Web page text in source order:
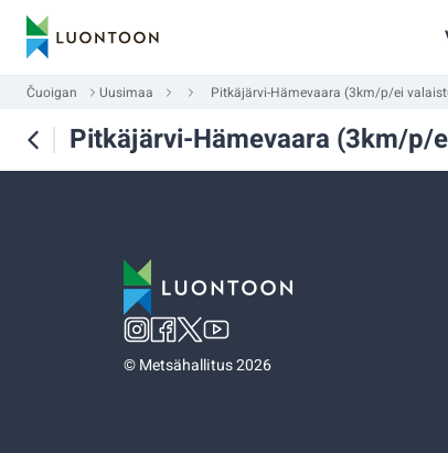
Čuoigan Uusimaa Pitkäjärvi-Hämevaara (3km/p/ei
Pitkäjärvi-Hämevaara (3km/p/
©Metsähallitus 2026